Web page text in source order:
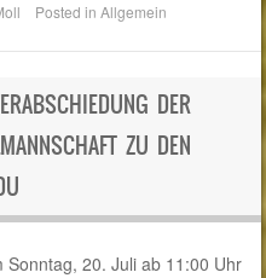
Posted inAllgemein
DER
ZU DEN
20. Juli ab 11:00 Uhr